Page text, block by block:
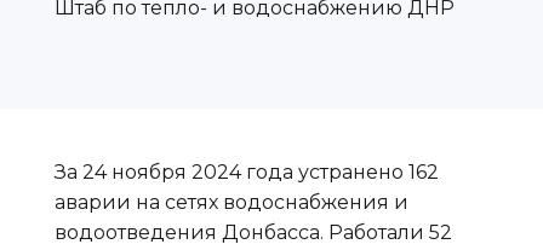
Штаб по тепло- и водоснабжению ДНР
За 24 ноября 2024 года устранено 162
аварии на сетях водоснабжения и
водоотведения Донбасса. Работали 52